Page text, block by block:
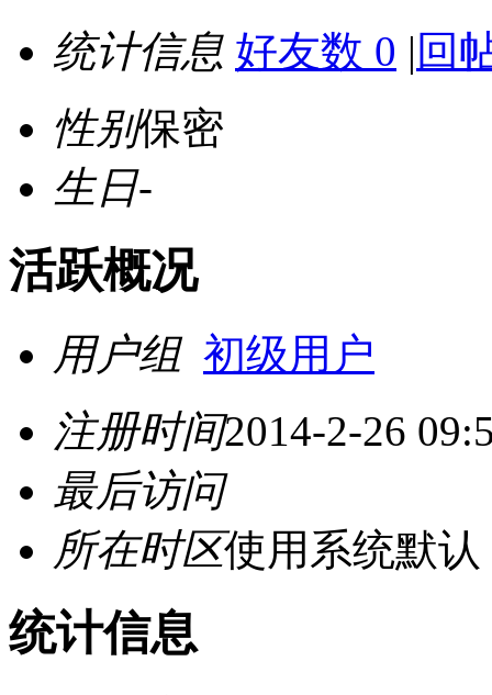
统计信息 好友数 0 | 回
性别保密
生日-
活跃概况
用户组 初级用户
注册时间2014-2-26
最后访问
所在时区使用系统默认
统计信息